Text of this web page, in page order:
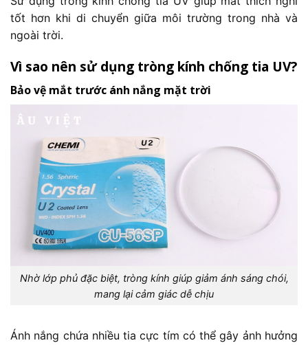
tốt hơn khi di chuyển giữa môi trường trong nhà và
ngoài trời.
Vì sao nên sử dụng tròng kính chống tia UV?
Bảo vệ mắt trước ánh nắng mặt trời
Nhờ lớp phủ đặc biệt, tròng kính giúp giảm ánh sáng chói,
mang lại cảm giác dễ chịu
Ánh nắng chứa nhiều tia cực tím có thể gây ảnh hưởng